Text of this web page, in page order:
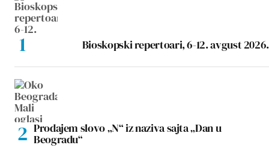
Bioskopski repertoari, 6-12. avgust 2026.
Prodajem slovo „N“ iz naziva sajta „Dan u
Beogradu“